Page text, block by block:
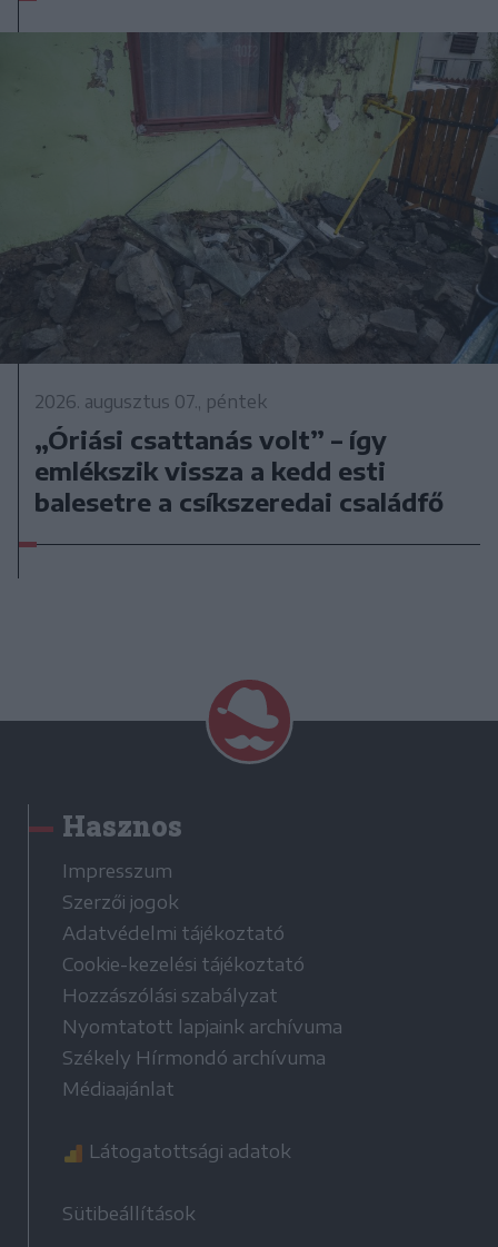
2026. augusztus 07., péntek
„Óriási csattanás volt” – így
emlékszik vissza a kedd esti
balesetre a csíkszeredai családfő
Hasznos
Impresszum
Szerzői jogok
Adatvédelmi tájékoztató
Cookie-kezelési tájékoztató
Hozzászólási szabályzat
Nyomtatott lapjaink archívuma
Székely Hírmondó archívuma
Médiaajánlat
Látogatottsági adatok
Sütibeállítások